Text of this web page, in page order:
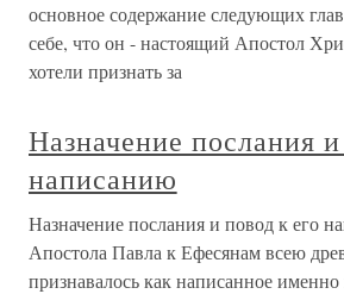
основное содержание следующих
себе, что он - настоящий Апостол
хотели признать за
Назначение послания
написанию
Назначение послания и повод к его
Апостола Павла к Ефесянам всею
признавалось как написанное